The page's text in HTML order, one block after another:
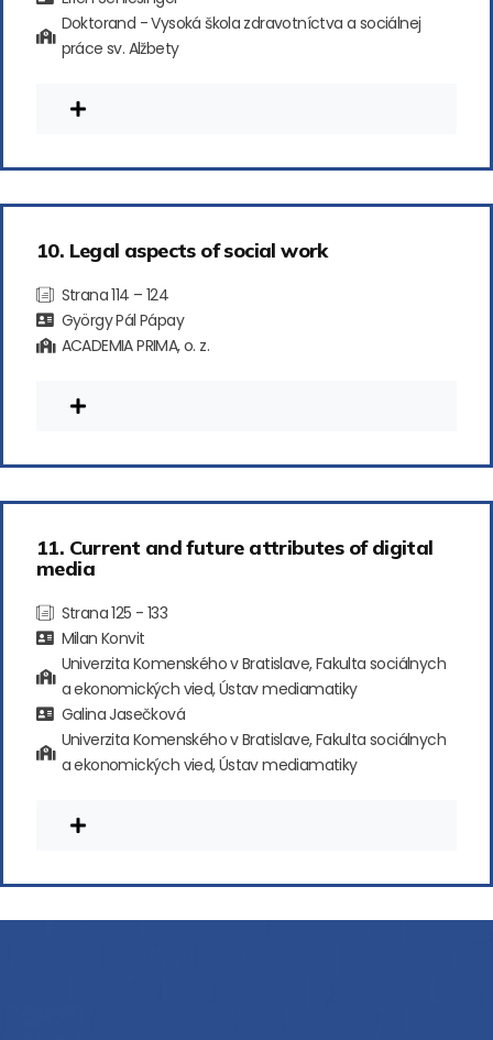
Doktorand - Vysoká škola zdravotníctva a sociálnej
práce sv. Alžbety
10. Legal aspects of social work
Strana 114 – 124
György Pál Pápay
ACADEMIA PRIMA, o. z.
11. Current and future attributes of digital
media
Strana 125 - 133
Milan Konvit
Univerzita Komenského v Bratislave, Fakulta sociálnych
a ekonomických vied, Ústav mediamatiky
Galina Jasečková
Univerzita Komenského v Bratislave, Fakulta sociálnych
a ekonomických vied, Ústav mediamatiky